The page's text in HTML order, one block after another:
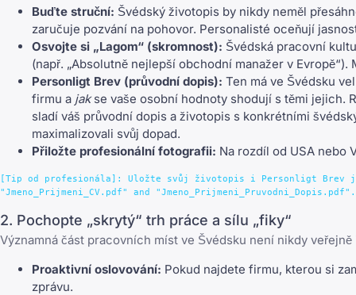
Buďte struční: Švédský životopis by nikdy neměl
zaručuje pozvání na pohovor. Personalisté oceňují
Osvojte si „Lagom“ (skromnost): Švédská pracovní
(např. „Absolutně nejlepší obchodní manažer v
Personligt Brev (průvodní dopis): Ten má ve Švédsku
firmu a jakse vaše osobní hodnoty shodují s těmi jejich.
sladí váš průvodní dopis a životopis s konkrétními
maximalizovali svůj dopad.
Přiložte profesionální fotografii: Na rozdíl od USA nebo
[Tip od profesionála]: Uložte svůj životopis i Personligt Brev
2. Pochopte „skrytý“ trh práce a sílu „fiky“
Významná část pracovních míst ve Švédsku není nikdy
Proaktivní oslovování: Pokud najdete firmu, kterou si
zprávu.